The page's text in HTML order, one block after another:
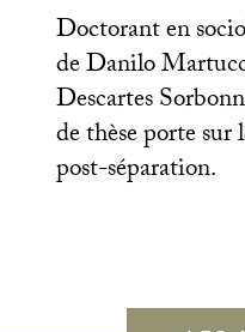
Doctorant en
de Danilo
Descartes
de thèse porte sur
post-séparation.